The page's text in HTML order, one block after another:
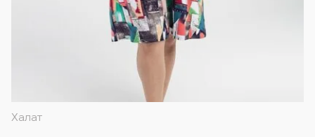
Халат